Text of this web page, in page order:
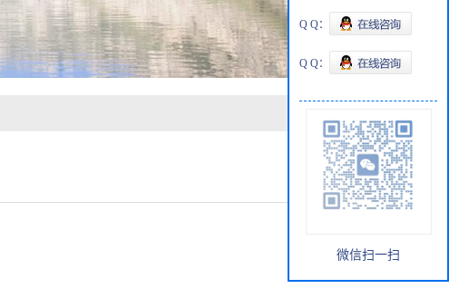
Q Q：
Q Q：
微信扫一扫